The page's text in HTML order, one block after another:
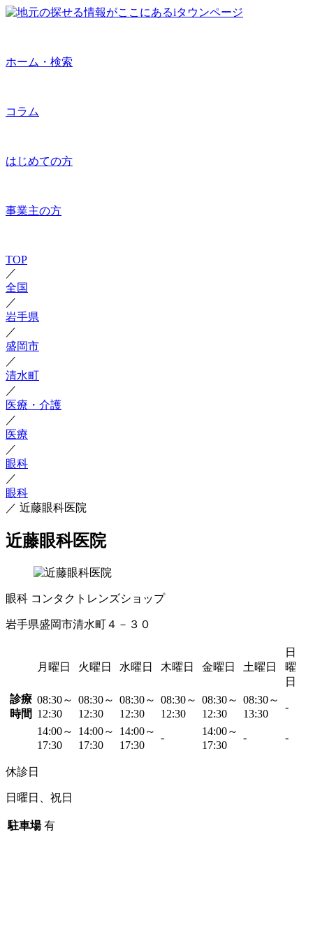
ホーム・検索
コラム
はじめての方
事業主の方
TOP
／
全国
／
岩手県
／
盛岡市
／
清水町
／
医療・介護
／
医療
／
眼科
／
眼科
／ 近藤眼科医院
近藤眼科医院
眼科 コンタクトレンズショップ
岩手県盛岡市清水町４－３０
月曜日 火曜日 水曜日 木曜日 金曜日 土曜日
日
曜
日
診療
時間
08:30～
12:30
08:30～
12:30
08:30～
12:30
08:30～
12:30
08:30～
12:30
08:30～
13:30
-
14:00～
17:30
14:00～
17:30
14:00～
17:30
-
14:00～
17:30
- -
休診日
日曜日、祝日
駐車場 有